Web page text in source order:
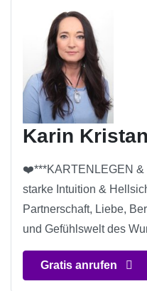
Karin Kristan
❤️***KARTENLEGEN &
starke Intuition &
Partnerschaft, Liebe,
und Gefühlswelt des
Gratis anrufen